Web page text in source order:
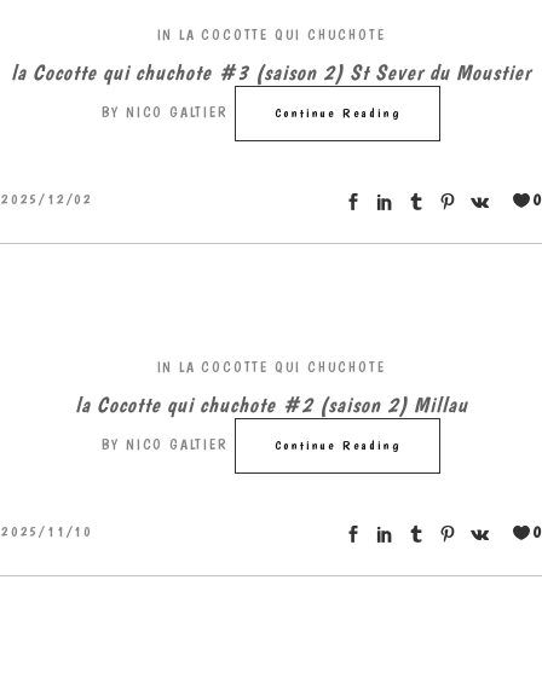
IN LA COCOTTE QUI CHUCHOTE
la Cocotte qui chuchote #3 (saison 2) St Sever du Moustier
BY NICO GALTIER Continue Reading
2025/12/02 0
IN LA COCOTTE QUI CHUCHOTE
la Cocotte qui chuchote #2 (saison 2) Millau
BY NICO GALTIER Continue Reading
2025/11/10 0